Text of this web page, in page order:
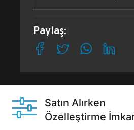
Paylaş:
Satın Alırken
Özelleştirme